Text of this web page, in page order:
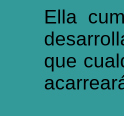
Ella
que